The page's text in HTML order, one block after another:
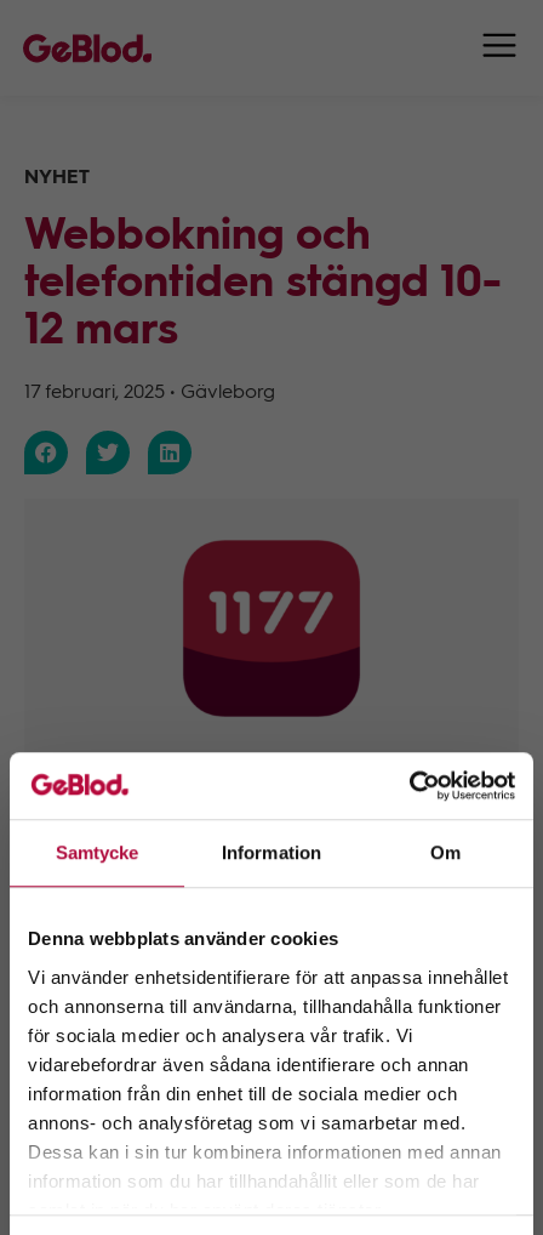
Samtycke Information Om
Denna webbplats använder cookies
Vi använder enhetsidentifierare för att anpassa innehållet
och annonserna till användarna, tillhandahålla funktioner
för sociala medier och analysera vår trafik. Vi
vidarebefordrar även sådana identifierare och annan
information från din enhet till de sociala medier och
annons- och analysföretag som vi samarbetar med.
Dessa kan i sin tur kombinera informationen med annan
information som du har tillhandahållit eller som de har
NYHET
Webbokning och
telefontiden stängd 10-
12 mars
17 februari, 2025 • Gävleborg
Pga systemuppdatering kommer vår telefontid vara
stängd 10-11 mars.
Webbokningen kommer inte kunna användas 10-12
mars.
Fler nyheter
Välkommen till
GeBlod.nu